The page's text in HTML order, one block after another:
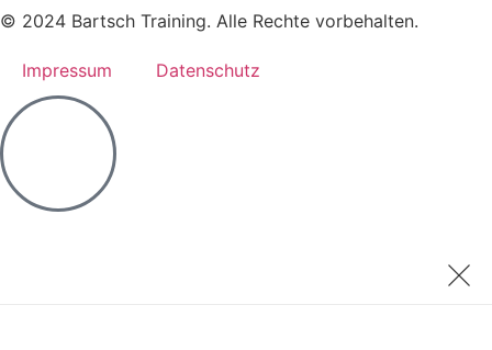
© 2024 Bartsch Training. Alle Rechte vorbehalten.
Impressum Datenschutz